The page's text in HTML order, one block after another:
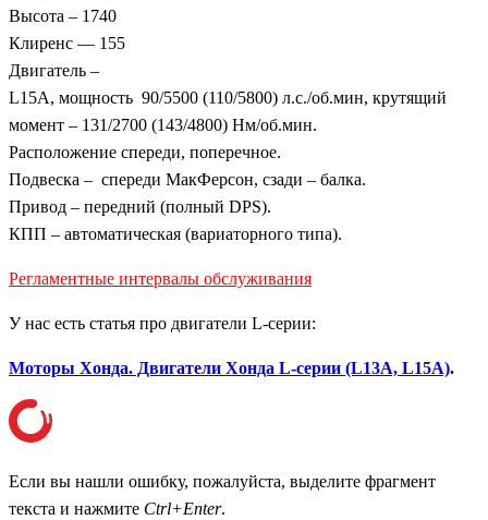
Высота – 1740
Клиренс — 155
Двигатель –
L15A, мощность 90/5500 (110/5800) л.с./об.мин, крутящий
момент – 131/2700 (143/4800) Нм/об.мин.
Расположение спереди, поперечное.
Подвеска – спереди МакФерсон, сзади – балка.
Привод – передний (полный DPS).
КПП – автоматическая (вариаторного типа).
Регламентные интервалы обслуживания
У нас есть статья про двигатели L-серии:
Моторы Хонда. Двигатели Хонда L-серии (L13A, L15A).
Если вы нашли ошибку, пожалуйста, выделите фрагмент
текста и нажмите Ctrl+Enter.